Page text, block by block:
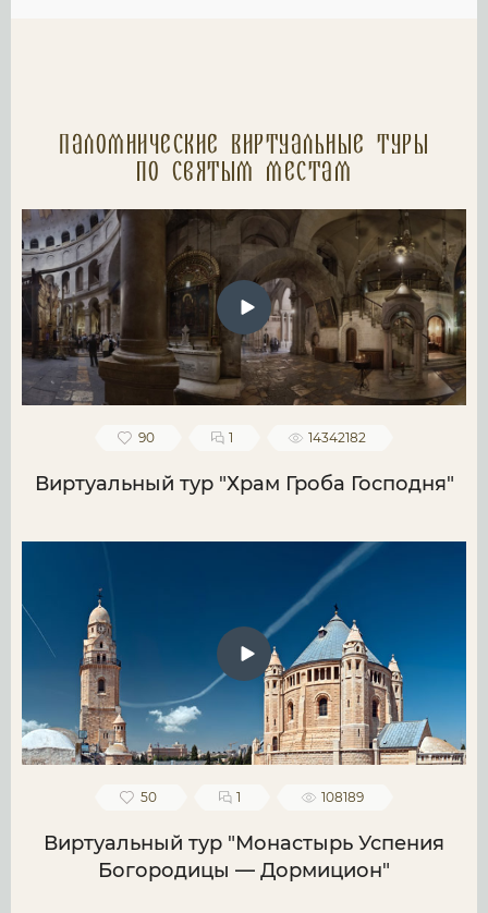
Паломнические Виртуальные туры
по святым местам
90 1 14342182
Виртуальный тур "Храм Гроба Господня"
50 1 108189
Виртуальный тур "Монастырь Успения
Богородицы — Дормицион"